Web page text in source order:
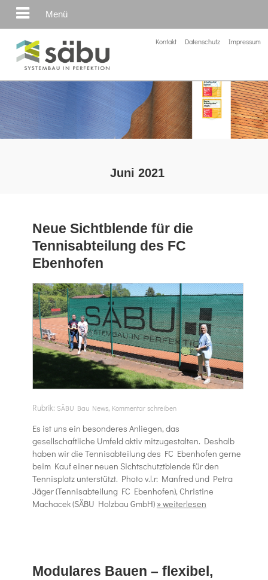
Kontakt Datenschutz Impressum
Juni 2021
Neue Sichtblende für die
Tennisabteilung des FC
Ebenhofen
Rubrik: SÄBU Bau News, Kommentar schreiben
Es ist uns ein besonderes Anliegen, das
gesellschaftliche Umfeld aktiv mitzugestalten. Deshalb
haben wir die Tennisabteilung des FC Ebenhofen gerne
beim Kauf einer neuen Sichtschutztblende für den
Tennisplatz unterstützt. Photo v.l.r: Manfred und Petra
Jäger (Tennisabteilung FC Ebenhofen), Christine
Machacek (SÄBU Holzbau GmbH) » weiterlesen
Modulares Bauen – flexibel,
Menü